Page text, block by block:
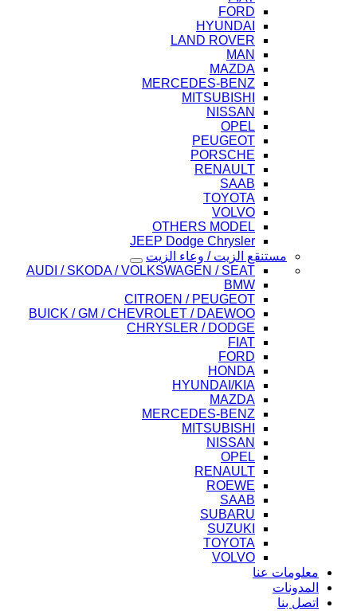
FORD
HYUNDAI
LAND ROVER
MAN
MAZDA
MERCEDES-BENZ
MITSUBISHI
NISSAN
OPEL
PEUGEOT
PORSCHE
RENAULT
SAAB
TOYOTA
VOLVO
OTHERS MODEL
JEEP Dodge Chrysler
مستنقع الزيت / وعاء الزيت
AUDI / SKODA / VOLKSWAGEN / SEAT
BMW
CITROEN / PEUGEOT
BUICK / GM / CHEVROLET / DAEWOO
CHRYSLER / DODGE
FIAT
FORD
HONDA
HYUNDAI/KIA
MAZDA
MERCEDES-BENZ
MITSUBISHI
NISSAN
OPEL
RENAULT
ROEWE
SAAB
SUBARU
SUZUKI
TOYOTA
VOLVO
معلومات عنا
المدونات
اتصل بنا